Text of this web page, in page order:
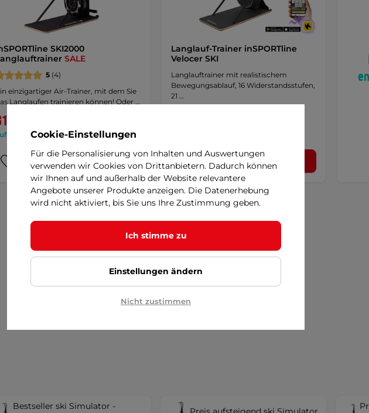
SKI2000
SALE
5 (4)
einzigartiger Air-Trainer, mit dem Sie
Langlaufen trainieren können! Oder …
€
Lager
Kaufen
Langlauf-Trainer inSPORTline
Velocer SKI
Langlauftrainer mit realistischem
Bewegungsablauf, 16 Widerstandsstufen,
21 …
Bestseller ski Simulator -
Cookie-Einstellungen
Für die Personalisierung von Inhalten und Auswertungen
verwenden wir Cookies von Drittanbietern. Dadurch können
wir Ihnen auf und außerhalb der Website relevantere
Angebote unserer Produkte anzeigen. Die Datenerhebung
wird nicht aktiviert, bis Sie uns Ihre Zustimmung geben.
Ich stimme zu
Einstellungen ändern
Nicht zustimmen